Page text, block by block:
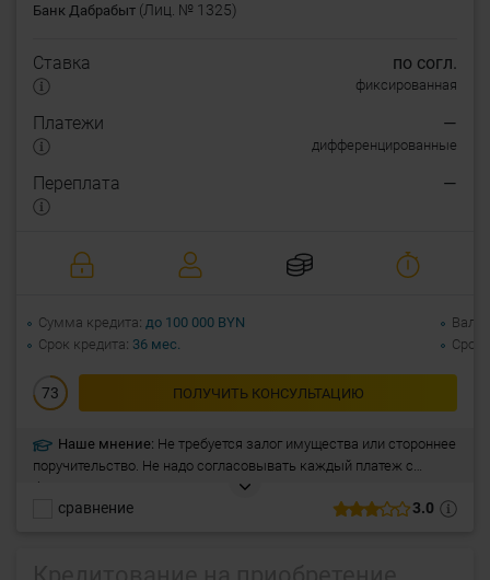
Банк Дабрабыт (Лиц. № 1325)
3.0
сравнение
Ставка по согл.
фиксированная
Платежи —
дифференцированные
Переплата —
73 ПОЛУЧИТЬ КОНСУЛЬТАЦИЮ
Сумма кредита до 100 000 BYN
Срок кредита 36 мес.
Срок
Наше мнение: Не требуется залог имущества или стороннее
поручительство. Не надо согласовывать каждый платеж с
банком. Автоматическое погашение основного долга при
наличии денежных средств на счету. Оплата только за те